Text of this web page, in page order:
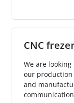
CNC
We are
our
and